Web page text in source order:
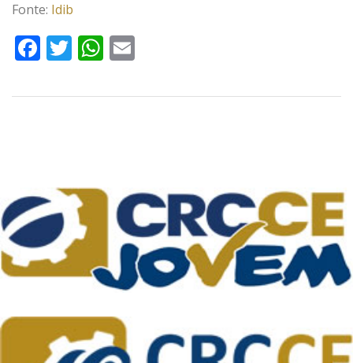
Fonte: Idib
Facebook
TwitterWhatsApp